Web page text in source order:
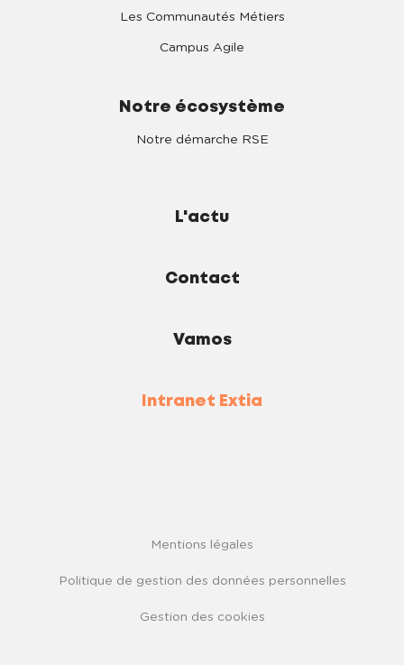
Les Communautés Métiers
Campus Agile
Notre écosystème
Notre démarche RSE
L'actu
Contact
Vamos
Intranet Extia
Mentions légales
Politique de gestion des données personnelles
Gestion des cookies